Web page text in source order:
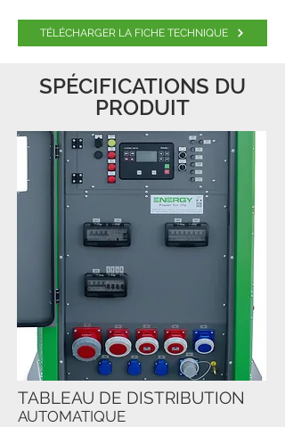
TÉLÉCHARGER LA FICHE TECHNIQUE
SPÉCIFICATIONS DU
PRODUIT
TABLEAU DE DISTRIBUTION
AUTOMATIQUE